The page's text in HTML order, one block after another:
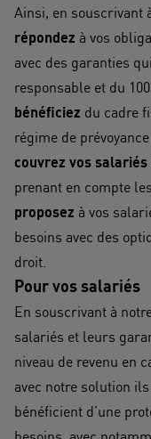
Ainsi, en souscrivant
répondez à vos
avec des garanties
responsable et du
bénéficiez du cadre
régime de
couvrez vos salariés
prenant en compte
proposez à vos
besoins avec des
droit.
Pour vos salariés
En souscrivant à
salariés et leurs
niveau de revenu en
avec notre solution
bénéficient d’une